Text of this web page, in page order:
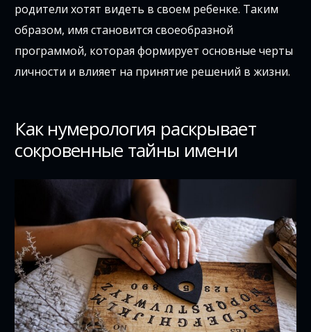
родители хотят видеть в своем ребенке. Таким
образом, имя становится своеобразной
программой, которая формирует основные черты
личности и влияет на принятие решений в жизни.
Как нумерология раскрывает
сокровенные тайны имени